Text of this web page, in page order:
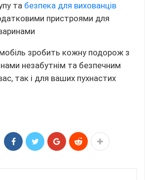
та безпека для вихованців
пристроями для
зробить кожну подорож з
незабутнім та безпечним
так і для ваших пухнастих